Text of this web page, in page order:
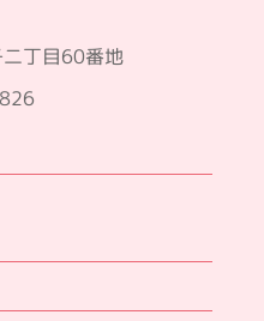
丁目60番地